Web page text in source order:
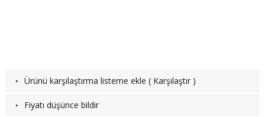
· Ürünü karşılaştırma listeme ekle ( Karşılaştır )
· Fiyatı düşünce bildir